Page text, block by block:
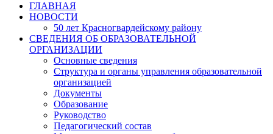
ГЛАВНАЯ
НОВОСТИ
50 лет Красногвардейскому району
СВЕДЕНИЯ ОБ ОБРАЗОВАТЕЛЬНОЙ
ОРГАНИЗАЦИИ
Основные сведения
Структура и органы управления образовательной
организацией
Документы
Образование
Руководство
Педагогический состав